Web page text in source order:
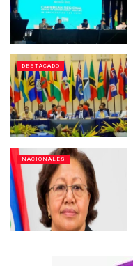
DESTACADO
NACIONALES